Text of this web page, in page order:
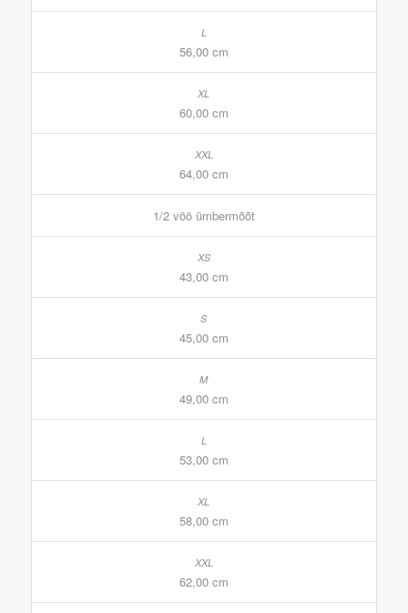
56,00 cm
60,00 cm
64,00 cm
1/2 vöö ümbermõõt
43,00 cm
45,00 cm
49,00 cm
53,00 cm
58,00 cm
62,00 cm